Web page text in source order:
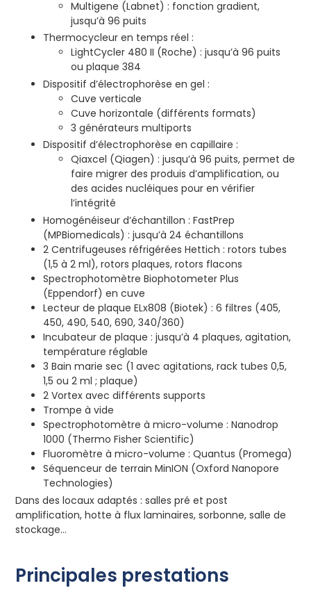
Multigene (Labnet) : fonction gradient,
jusqu’à 96 puits
Thermocycleur en temps réel :
LightCycler 480 II (Roche) : jusqu’à 96 puits
ou plaque 384
Dispositif d’électrophorèse en gel :
Cuve verticale
Cuve horizontale (différents formats)
3 générateurs multiports
Dispositif d’électrophorèse en capillaire :
Qiaxcel (Qiagen) : jusqu’à 96 puits, permet de
faire migrer des produis d’amplification, ou
des acides nucléiques pour en vérifier
l’intégrité
Homogénéiseur d’échantillon : FastPrep
(MPBiomedicals) : jusqu’à 24 échantillons
2 Centrifugeuses réfrigérées Hettich : rotors tubes
(1,5 à 2 ml), rotors plaques, rotors flacons
Spectrophotomètre Biophotometer Plus
(Eppendorf) en cuve
Lecteur de plaque ELx808 (Biotek) : 6 filtres (405,
450, 490, 540, 690, 340/360)
Incubateur de plaque : jusqu’à 4 plaques, agitation,
température réglable
3 Bain marie sec (1 avec agitations, rack tubes 0,5,
1,5 ou 2 ml ; plaque)
2 Vortex avec différents supports
Trompe à vide
Spectrophotomètre à micro-volume : Nanodrop
1000 (Thermo Fisher Scientific)
Fluoromètre à micro-volume : Quantus (Promega)
Séquenceur de terrain MinION (Oxford Nanopore
Technologies)
Dans des locaux adaptés : salles pré et post
amplification, hotte à flux laminaires, sorbonne, salle de
stockage…
Principales prestations